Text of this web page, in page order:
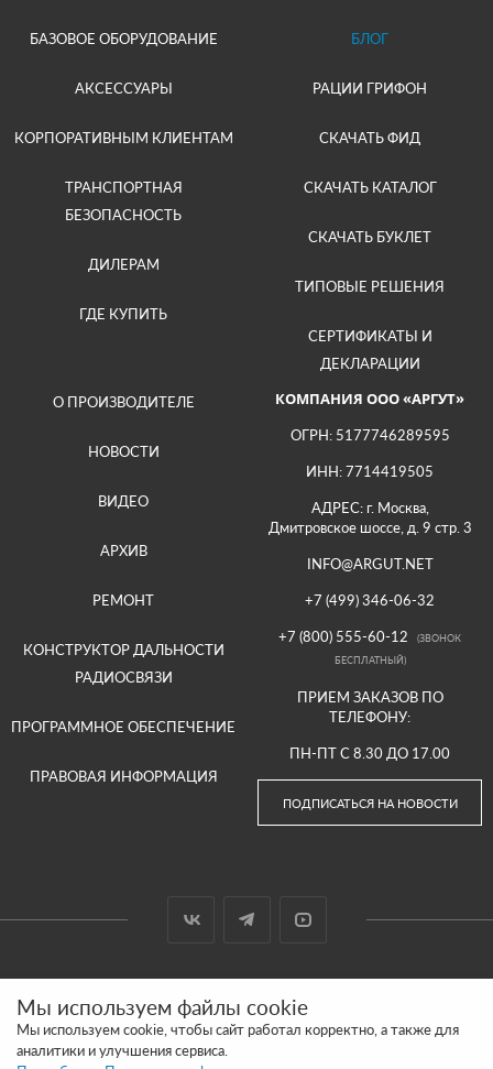
БАЗОВОЕ ОБОРУДОВАНИЕ
АКСЕССУАРЫ
КОРПОРАТИВНЫМ КЛИЕНТАМ
ТРАНСПОРТНАЯ
БЕЗОПАСНОСТЬ
ДИЛЕРАМ
ГДЕ КУПИТЬ
БЛОГ
РАЦИИ ГРИФОН
СКАЧАТЬ ФИД
СКАЧАТЬ КАТАЛОГ
СКАЧАТЬ БУКЛЕТ
ТИПОВЫЕ РЕШЕНИЯ
СЕРТИФИКАТЫ И
ДЕКЛАРАЦИИ
О ПРОИЗВОДИТЕЛЕ
НОВОСТИ
ВИДЕО
АРХИВ
РЕМОНТ
КОНСТРУКТОР ДАЛЬНОСТИ
РАДИОСВЯЗИ
ПРОГРАММНОЕ ОБЕСПЕЧЕНИЕ
ПРАВОВАЯ ИНФОРМАЦИЯ
КОМПАНИЯ ООО «АРГУТ»
ОГРН: 5177746289595
ИНН: 7714419505
АДРЕС: г. Москва,
Дмитровское шоссе, д. 9 стр. 3
INFO@ARGUT.NET
+7 (499) 346-06-32
+7 (800) 555-60-12
(ЗВОНОК
БЕСПЛАТНЫЙ)
ПРИЕМ ЗАКАЗОВ ПО
ТЕЛЕФОНУ:
ПН-ПТ С 8.30 ДО 17.00
ПОДПИСАТЬСЯ НА НОВОСТИ
САЙТ СДЕЛАН И ПРОДВИГАЕТСЯ В SITE UP
Мы используем файлы cookie
Мы используем cookie, чтобы сайт работал корректно, а также для
аналитики и улучшения сервиса.